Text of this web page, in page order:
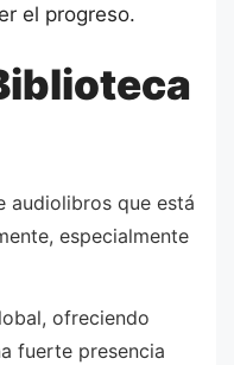
el progreso.
audiolibros que está
especialmente
ofreciendo
fuerte presencia